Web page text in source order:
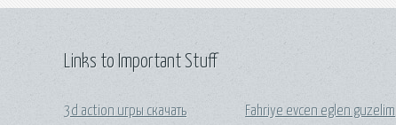
Links to Important Stuff
3d action игры скачать Fahriye evcen eglen guzelim